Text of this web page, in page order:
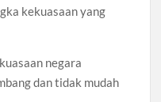
kekuasaan yang
negara
dan tidak mudah